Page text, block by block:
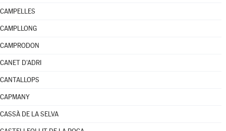
CAMPELLES
CAMPLLONG
CAMPRODON
CANET D'ADRI
CANTALLOPS
CAPMANY
CASSÀ DE LA SELVA